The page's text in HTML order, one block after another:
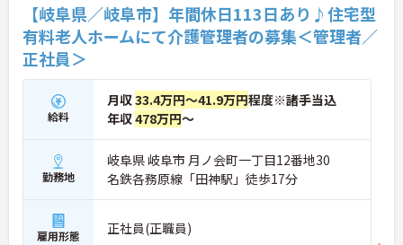
【岐阜県／岐阜市】年間休日113日あり♪住宅型
有料老人ホームにて介護管理者の募集＜管理者／
正社員＞
給料
月収33.4万円～41.9万円程度※諸手当込
年収478万円～
勤務地
岐阜県 岐阜市 月ノ会町一丁目12番地30
名鉄各務原線「田神駅」徒歩17分
雇用形態 正社員(正職員)